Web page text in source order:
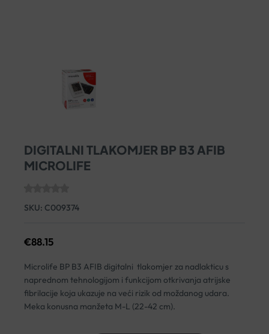
DIGITALNI TLAKOMJER BP B3 AFIB
MICROLIFE
SKU: C009374
€88.15
Microlife BP B3 AFIB digitalni tlakomjer za nadlakticu s
naprednom tehnologijom i funkcijom otkrivanja atrijske
fibrilacije koja ukazuje na veći rizik od moždanog udara.
Meka konusna manžeta M-L (22-42 cm).